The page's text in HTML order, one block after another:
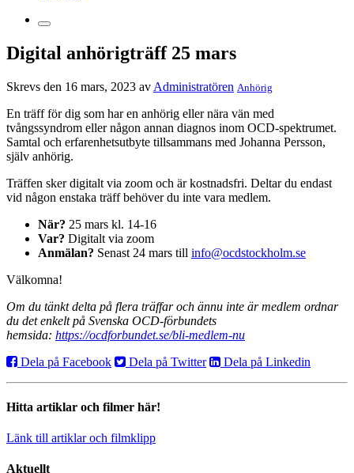
Digital anhörigträff 25 mars
Skrevs den 16 mars, 2023 av Administratören Anhörig
En träff för dig som har en anhörig eller nära vän med
tvångssyndrom eller någon annan diagnos inom OCD-spektrumet.
Samtal och erfarenhetsutbyte tillsammans med Johanna Persson,
själv anhörig.
Träffen sker digitalt via zoom och är kostnadsfri. Deltar du endast
vid någon enstaka träff behöver du inte vara medlem.
När? 25 mars kl. 14-16
Var? Digitalt via zoom
Anmälan? Senast 24 mars till info@ocdstockholm.se
Välkomna!
Om du tänkt delta på flera träffar och ännu inte är medlem ordnar
du det enkelt på Svenska OCD-förbundets
hemsida: https://ocdforbundet.se/bli-medlem-nu
Dela på Facebook
Dela på Twitter Dela på Linkedin
Hitta artiklar och filmer här!
Länk till artiklar och filmklipp
Aktuellt